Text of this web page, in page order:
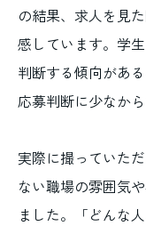
の結果、求人を見
感しています。学
判断する傾向があ
応募判断に少なか
実際に撮っていた
ない職場の雰囲気
ました。「どんな